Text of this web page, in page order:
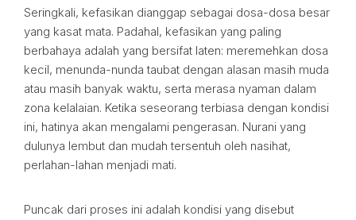
Seringkali, kefasikan dianggap sebagai dosa-dosa besar
yang kasat mata. Padahal, kefasikan yang paling
berbahaya adalah yang bersifat laten: meremehkan dosa
kecil, menunda-nunda taubat dengan alasan masih muda
atau masih banyak waktu, serta merasa nyaman dalam
zona kelalaian. Ketika seseorang terbiasa dengan kondisi
ini, hatinya akan mengalami pengerasan. Nurani yang
dulunya lembut dan mudah tersentuh oleh nasihat,
perlahan-lahan menjadi mati.
Puncak dari proses ini adalah kondisi yang disebut